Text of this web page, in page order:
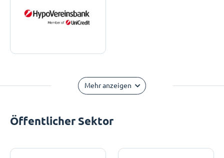
Mehr anzeigen
Öffentlicher Sektor